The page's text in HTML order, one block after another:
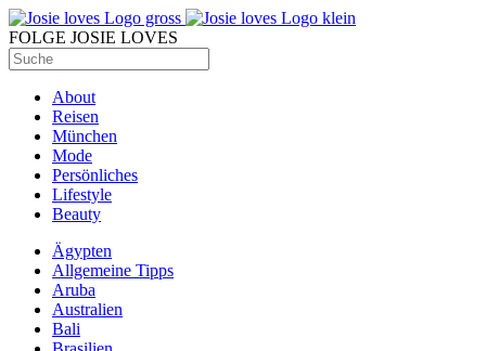
FOLGE JOSIE LOVES
About
Reisen
München
Mode
Persönliches
Lifestyle
Beauty
Ägypten
Allgemeine Tipps
Aruba
Australien
Bali